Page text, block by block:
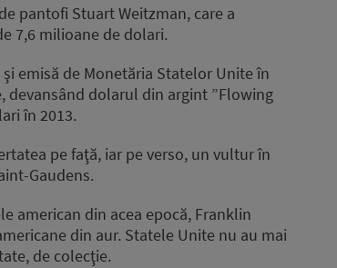
pantofi Stuart Weitzman, care a
7,6 milioane de dolari.
emisă de Monetăria Statelor Unite în
devansând dolarul din argint ”Flowing
în 2013.
pe faţă, iar pe verso, un vultur în
Gaudens.
american din acea epocă, Franklin
din aur. Statele Unite nu au mai
de colecţie.